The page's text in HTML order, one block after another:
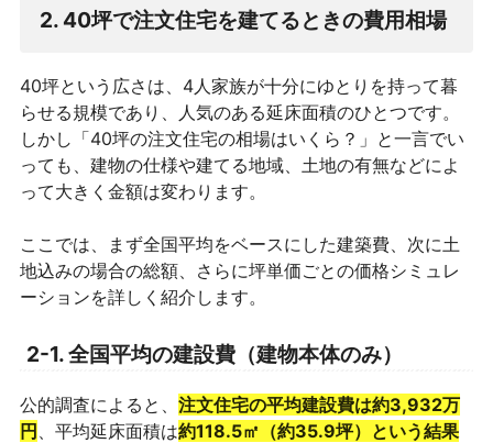
2. 40坪で注文住宅を建てるときの費用相場
40坪という広さは、4人家族が十分にゆとりを持って暮
らせる規模であり、人気のある延床面積のひとつです。
しかし「40坪の注文住宅の相場はいくら？」と一言でい
っても、建物の仕様や建てる地域、土地の有無などによ
って大きく金額は変わります。
ここでは、まず全国平均をベースにした建築費、次に土
地込みの場合の総額、さらに坪単価ごとの価格シミュレ
ーションを詳しく紹介します。
2-1. 全国平均の建設費（建物本体のみ）
公的調査によると、 注文住宅の平均建設費は約3,932万
円 、平均延床面積は約118.5㎡（約35.9坪）という結果